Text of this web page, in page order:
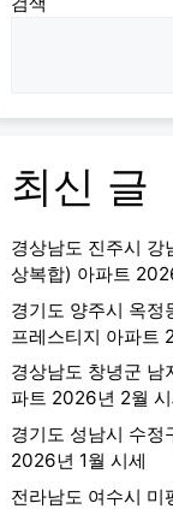
최신 글
경상남도 진주시 강
상복합) 아파트
경기도 양주시 옥정
프레스티지 아파트
경상남도 창녕군
파트 2026년 2월 시
경기도 성남시 수정
2026년 1월 시세
전라남도 여수시 미